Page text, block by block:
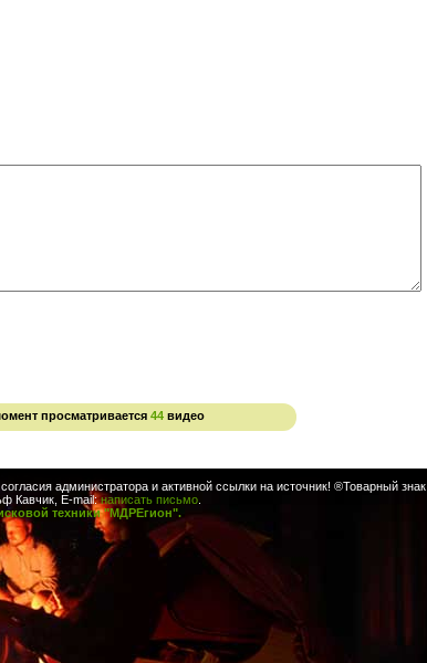
просматривается 44видео
администратора и активной ссылки на источник! ®Товарный знак
Кавчик, E-mail:написать письмо
техники "МДРЕгион".